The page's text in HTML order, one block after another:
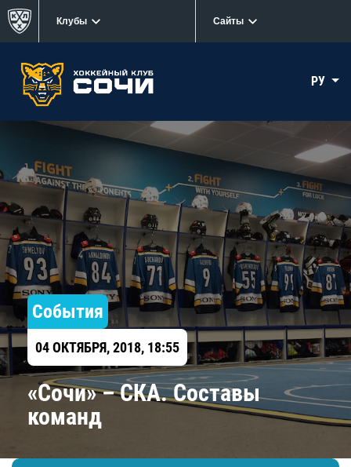
Клубы Сайты
РУ
События
04 ОКТЯБРЯ, 2018, 18:55
«Сочи» – СКА. Составы
команд